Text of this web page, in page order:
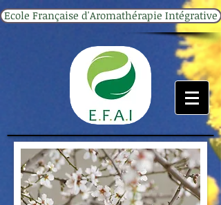
Ecole Française d'Aromathérapie Intégrative